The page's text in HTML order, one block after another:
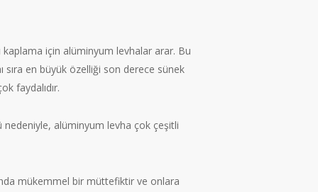
kaplama için alüminyum levhalar arar. Bu
sıra en büyük özelliği son derece sünek
faydalıdır.
alüminyum levha çok çeşitli
mükemmel bir müttefiktir ve onlara